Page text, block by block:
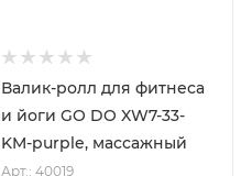
Валик-ролл для фитнеса
и йоги GO DO XW7-33-
KM-purple, массажный
Арт.: 40019